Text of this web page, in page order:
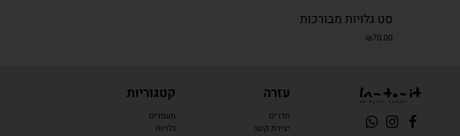
סט גלויות מבורכות
₪70.00
עזרה
תדרים
יצירת קשר
קטגוריות
מעמדים
גלויות